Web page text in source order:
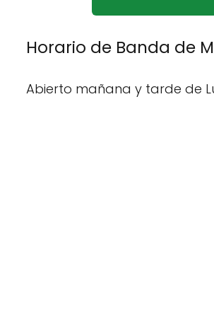
Horario de Banda de
Abierto mañana y tarde de